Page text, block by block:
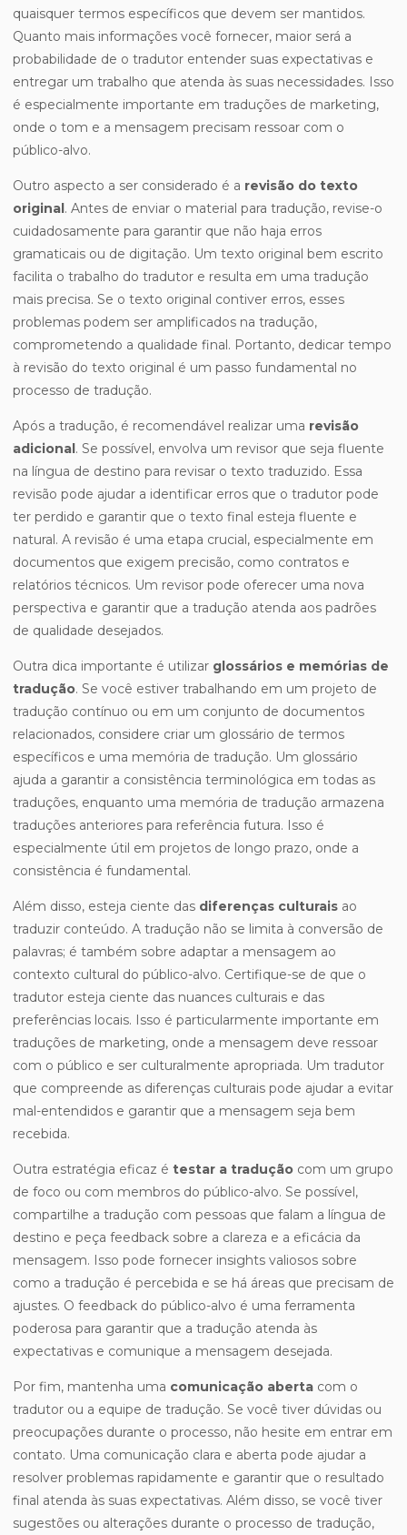
quaisquer termos específicos que devem ser mantidos.
Quanto mais informações você fornecer, maior será a
probabilidade de o tradutor entender suas expectativas e
entregar um trabalho que atenda às suas necessidades. Isso
é especialmente importante em traduções de marketing,
onde o tom e a mensagem precisam ressoar com o
público-alvo.
Outro aspecto a ser considerado é a revisão do texto
original. Antes de enviar o material para tradução, revise-o
cuidadosamente para garantir que não haja erros
gramaticais ou de digitação. Um texto original bem escrito
facilita o trabalho do tradutor e resulta em uma tradução
mais precisa. Se o texto original contiver erros, esses
problemas podem ser amplificados na tradução,
comprometendo a qualidade final. Portanto, dedicar tempo
à revisão do texto original é um passo fundamental no
processo de tradução.
Após a tradução, é recomendável realizar uma revisão
adicional. Se possível, envolva um revisor que seja fluente
na língua de destino para revisar o texto traduzido. Essa
revisão pode ajudar a identificar erros que o tradutor pode
ter perdido e garantir que o texto final esteja fluente e
natural. A revisão é uma etapa crucial, especialmente em
documentos que exigem precisão, como contratos e
relatórios técnicos. Um revisor pode oferecer uma nova
perspectiva e garantir que a tradução atenda aos padrões
de qualidade desejados.
Outra dica importante é utilizar glossários e memórias de
tradução. Se você estiver trabalhando em um projeto de
tradução contínuo ou em um conjunto de documentos
relacionados, considere criar um glossário de termos
específicos e uma memória de tradução. Um glossário
ajuda a garantir a consistência terminológica em todas as
traduções, enquanto uma memória de tradução armazena
traduções anteriores para referência futura. Isso é
especialmente útil em projetos de longo prazo, onde a
consistência é fundamental.
Além disso, esteja ciente das diferenças culturais ao
traduzir conteúdo. A tradução não se limita à conversão de
palavras; é também sobre adaptar a mensagem ao
contexto cultural do público-alvo. Certifique-se de que o
tradutor esteja ciente das nuances culturais e das
preferências locais. Isso é particularmente importante em
traduções de marketing, onde a mensagem deve ressoar
com o público e ser culturalmente apropriada. Um tradutor
que compreende as diferenças culturais pode ajudar a evitar
mal-entendidos e garantir que a mensagem seja bem
recebida.
Outra estratégia eficaz é testar a tradução com um grupo
de foco ou com membros do público-alvo. Se possível,
compartilhe a tradução com pessoas que falam a língua de
destino e peça feedback sobre a clareza e a eficácia da
mensagem. Isso pode fornecer insights valiosos sobre
como a tradução é percebida e se há áreas que precisam de
ajustes. O feedback do público-alvo é uma ferramenta
poderosa para garantir que a tradução atenda às
expectativas e comunique a mensagem desejada.
Por fim, mantenha uma comunicação aberta com o
tradutor ou a equipe de tradução. Se você tiver dúvidas ou
preocupações durante o processo, não hesite em entrar em
contato. Uma comunicação clara e aberta pode ajudar a
resolver problemas rapidamente e garantir que o resultado
final atenda às suas expectativas. Além disso, se você tiver
sugestões ou alterações durante o processo de tradução,